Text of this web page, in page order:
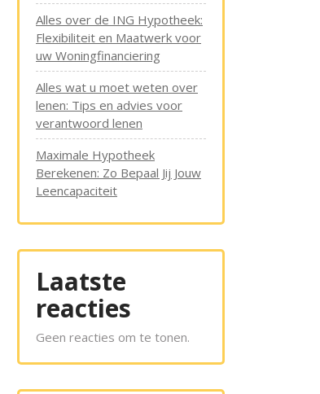
Alles over de ING Hypotheek:
Flexibiliteit en Maatwerk voor
uw Woningfinanciering
Alles wat u moet weten over
lenen: Tips en advies voor
verantwoord lenen
Maximale Hypotheek
Berekenen: Zo Bepaal Jij Jouw
Leencapaciteit
Laatste
reacties
Geen reacties om te tonen.